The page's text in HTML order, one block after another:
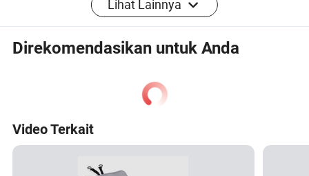
dengan beragam bahan, datang dan sesuaikan penutup
kursi sendiri!
Tersedia logo khusus untuk penutup kursi cetak. Penutup kursi
karpet lantai, penutup tuas roda-gigi, penutup rem tangan.
Desain baru yang ditingkatkan dari penutup pemeliharaan mobil
ini menciptakan pengalaman yang nyaman dan membuat
Lihat Lainnya
Direkomendasikan untuk Anda
Video Terkait